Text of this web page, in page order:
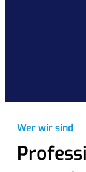
Wer wir sind